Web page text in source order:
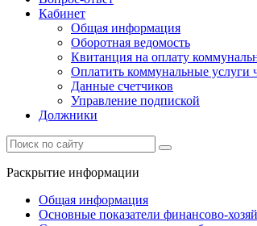
Кабинет
Общая информация
Оборотная ведомость
Квитанция на оплату
Оплатить коммунальные услуги
Данные счетчиков
Управление подпиской
Должники
Раскрытие информации
Общая информация
Основные показатели финансово-